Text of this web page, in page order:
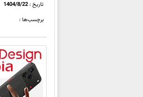
تاریخ :1404/8/22
برچسب‌ها :